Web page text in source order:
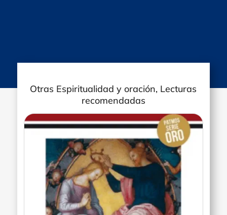
Otras Espiritualidad y oración, Lecturas
recomendadas